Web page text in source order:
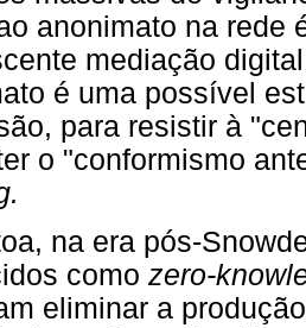
anonimato na rede
mediação
é uma possível
para resistir à
o "conformismo
na era pós-
como zero-
eliminar a